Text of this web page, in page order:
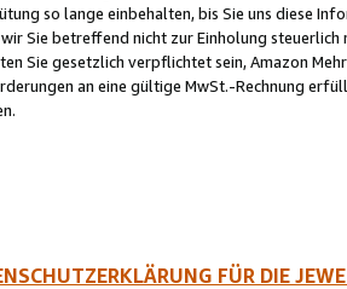
so lange einbehalten, bis Sie uns diese
Sie betreffend nicht zur Einholung
Sie gesetzlich verpflichtet sein, Amazon
an eine gültige MwSt.-Rechnung
FÜR DIE